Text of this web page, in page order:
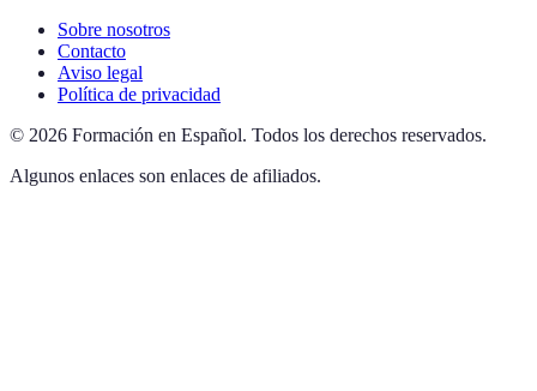
Sobre nosotros
Contacto
Aviso legal
Política de privacidad
© 2026 Formación en Español. Todos los derechos reservados.
Algunos enlaces son enlaces de afiliados.